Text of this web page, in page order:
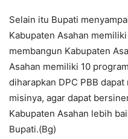
Selain itu Bupati
Kabupaten Asahan
membangun Kabupaten
Asahan memiliki 10
diharapkan DPC PBB
misinya, agar dapat
Kabupaten Asahan lebih
Bupati.(Bg)